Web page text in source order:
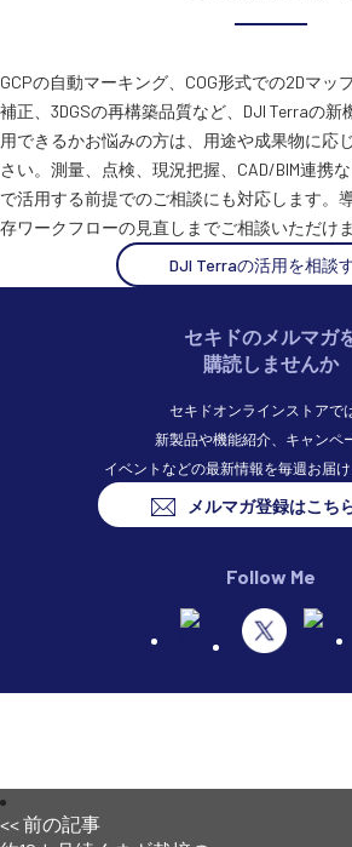
GCPの自動マーキング、COG形式での2Dマッ
補正、3DGSの再構築品質など、DJI Terraの
用できるかお悩みの方は、用途や成果物に応
さい。測量、点検、現況把握、CAD/BIM連携
で活用する前提でのご相談にも対応します。
存ワークフローの見直しまでご相談いただけま
DJI Terraの活用を相談
セキドのメルマガ
購読しませんか
セキドオンラインストアで
新製品や機能紹介、キャンペ
イベントなどの最新情報を毎週お届け
メルマガ登録はこち
Follow Me
<< 前の記事